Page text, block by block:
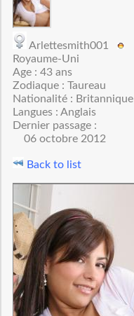
Arlettesmith001
Royaume-Uni
Age : 43 ans
Zodiaque : Taureau
Nationalité : Britannique
Langues : Anglais
Dernier passage :
06 octobre 2012
Back to list